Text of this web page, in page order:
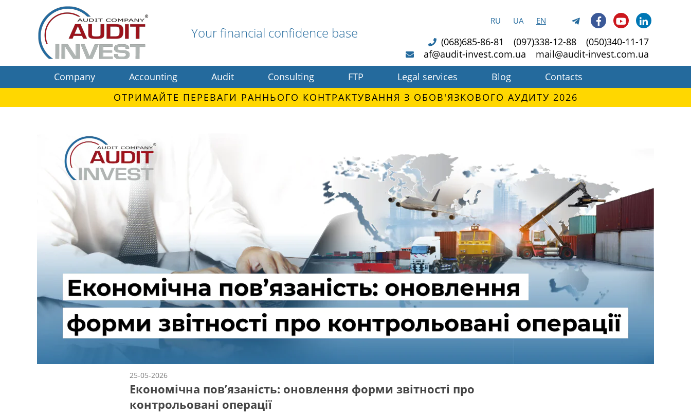
Your financial confidence base
RU UA EN
(068)685-86-81 (097)338-12-88
(050)340-11-17
af@audit-invest.com.ua
mail@audit-invest.com.ua
Company
Accounting Audit Consulting FTP Legal services Blog
Contacts
ОТРИМАЙТЕ ПЕРЕВАГИ РАННЬОГО КОНТРАКТУВАННЯ З ОБОВ'ЯЗКОВОГО АУДИТУ 2026
25-05-2026
Економічна пов’язаність: оновлення форми звітності про
контрольовані операції